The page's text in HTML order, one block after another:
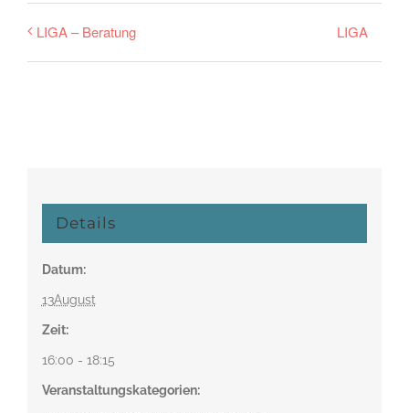
LIGA – Beratung LIGA
Details
Datum:
13August
Zeit:
16:00 - 18:15
Veranstaltungskategorien: